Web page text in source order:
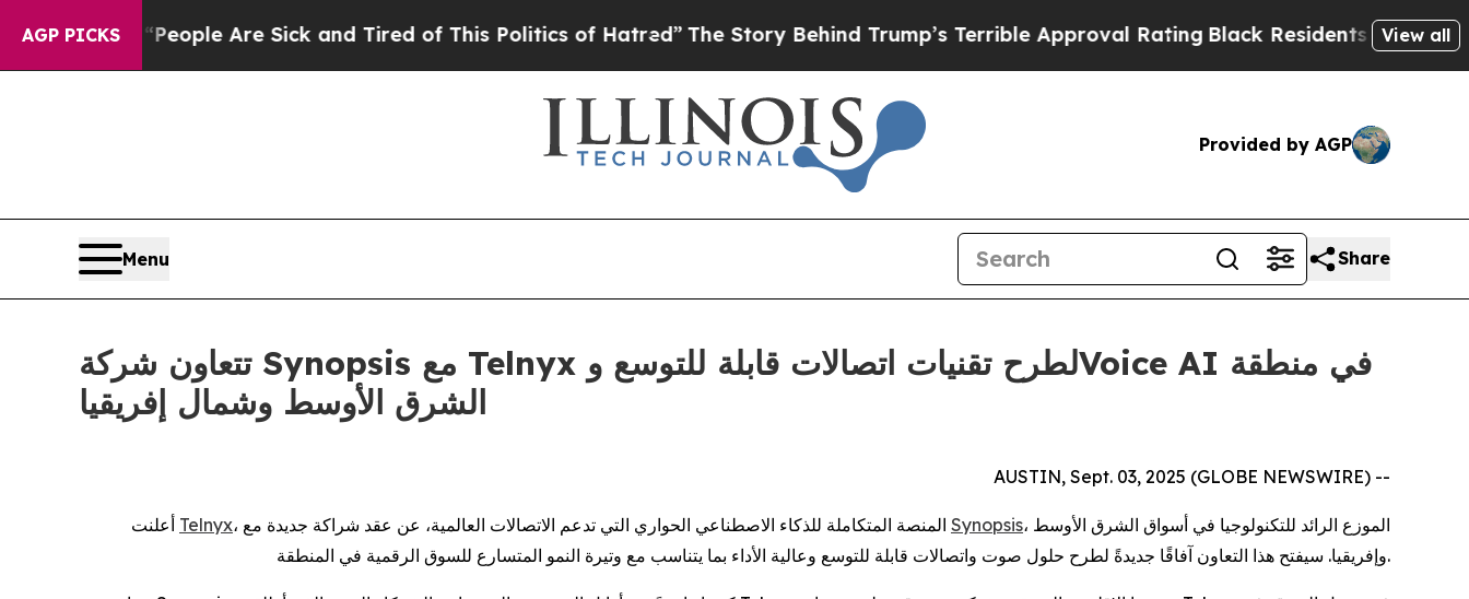
AGP PICKS
Win: “People Are Sick and Tired of This Politics of Hatred”The Story Behind Trump’s Terrible Approval RatingBlack Residents Warned of
View all
Provided by AGP
Menu Share
تتعاون شركة Synopsis مع Telnyx لطرح تقنيات اتصالات قابلة للتوسع وVoice AI في منطقة
الشرق الأوسط وشمال إفريقيا
AUSTIN, Sept. 03, 2025 (GLOBE NEWSWIRE) --
Telnyx Synopsis، الموزع الرائد للتكنولوجيا في أسواق الشرق الأوسط
وإفريقيا. سيفتح هذا التعاون آفاقًا جديدةً لطرح حلول صوت واتصالات قابلة للتوسع وعالية الأداء بما يتناسب مع وتيرة النمو المتسارع للسوق الرقمية في المنطقة.